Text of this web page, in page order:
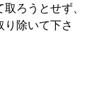
ろうとせず、
除いて下さ